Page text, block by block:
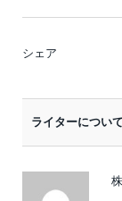
シェア
ライターについて